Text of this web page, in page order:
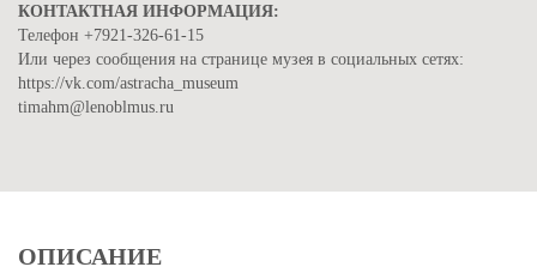
КОНТАКТНАЯ ИНФОРМАЦИЯ:
Телефон +7921-326-61-15
Или через сообщения на странице музея в социальных сетях:
https://vk.com/astracha_museum
timahm@lenoblmus.ru
ОПИСАНИЕ